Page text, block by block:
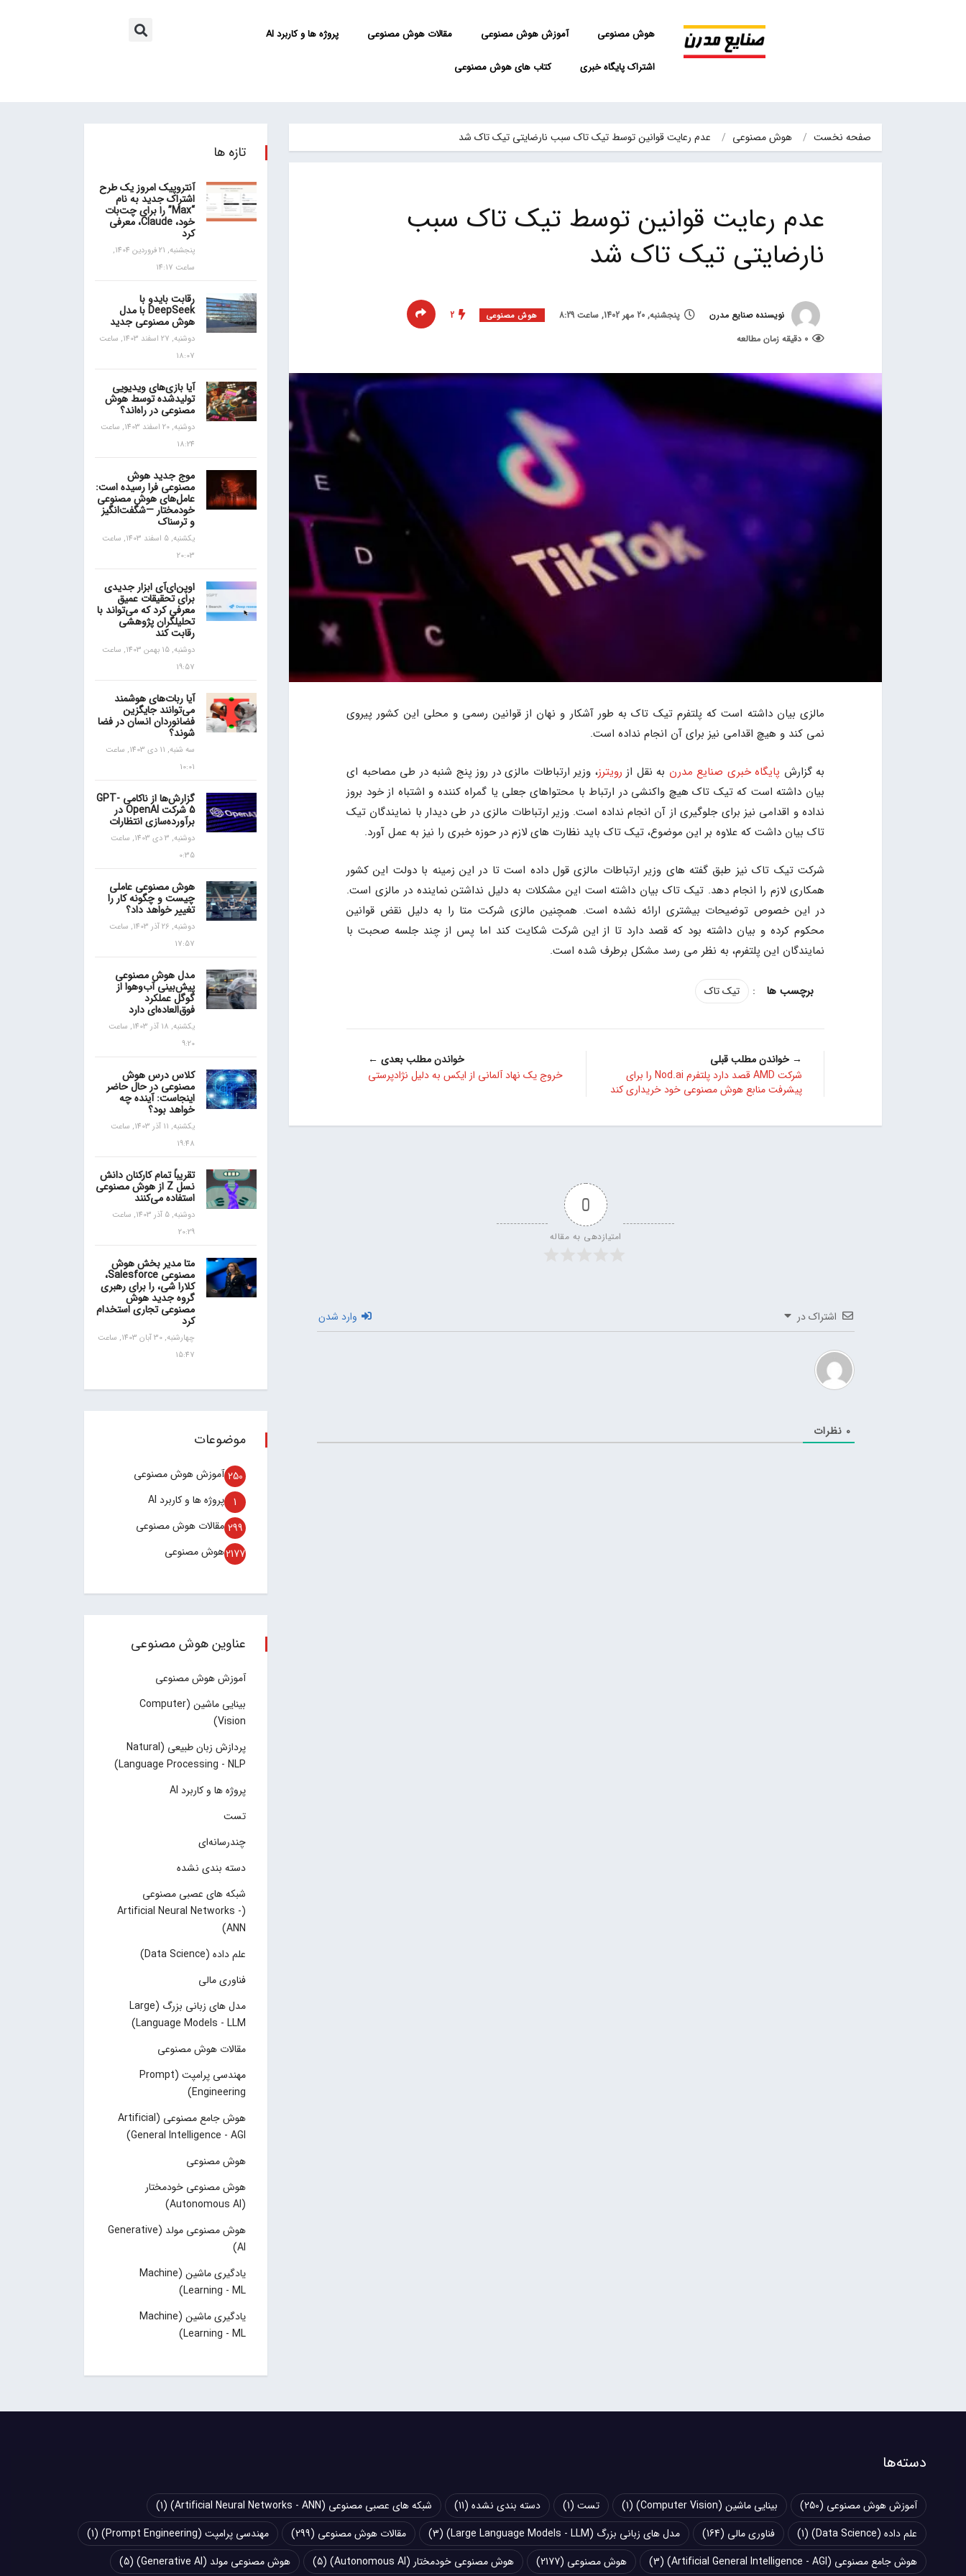
هوش مصنوعی آموزش هوش مصنوعی مقالات هوش مصنوعی پروژه ها و کاربرد AI
اشتراک پایگاه خبری کتاب های هوش مصنوعی
صفحه نخست هوش مصنوعی عدم رعایت قوانین توسط تیک تاک سبب نارضایتی تیک تاک شد
عدم رعایت قوانین توسط تیک تاک سبب
نارضایتی تیک تاک شد
نویسنده صنایع مدرن پنجشنبه, 20 مهر 1402, ساعت 8:29 هوش مصنوعی
2
0 دقیقه زمان مطالعه
مالزی بیان داشته است که پلتفرم تیک تاک به طور آشکار و نهان از قوانین رسمی و محلی این کشور پیروی
نمی کند و هیچ اقدامی نیز برای آن انجام نداده است.
به گزارش پایگاه خبری صنایع مدرن به نقل از رویترز، وزیر ارتباطات مالزی در روز پنج شنبه در طی مصاحبه ای
بیان داشته است که تیک تاک هیچ واکنشی در ارتباط با محتواهای جعلی یا گمراه کننده و اشتباه از خود بروز
نداده و اقدامی نیز برای جلوگیری از آن انجام نداده است. وزیر ارتباطات مالزی در طی دیدار با نمایندگان تیک
تاک بیان داشت که علاوه بر این موضوع، تیک تاک باید نظارت های لازم در حوزه خبری را نیز به عمل آورد.
شرکت تیک تاک نیز طبق گفته های وزیر ارتباطات مالزی قول داده است تا در این زمینه با دولت این کشور
همکاری لازم را انجام دهد. تیک تاک بیان داشته است این مشکلات به دلیل نداشتن نماینده در مالزی است.
در این خصوص توضیحات بیشتری ارائه نشده است. همچنین مالزی شرکت متا را به دلیل نقض قوانین
محکوم کرده و بیان داشته بود که قصد دارد تا از این شرکت شکایت کند اما پس از چند جلسه صحبت با
نمایندگان این پلتفرم، به نظر می رسد مشکل برطرف شده است.
: تیک تاک
→ خواندن مطلب قبلی
شرکت AMD قصد دارد پلتفرم Nod.ai را برای
پیشرفت منابع هوش مصنوعی خود خریداری کند
خواندن مطلب بعدی ←
خروج یک نهاد آلمانی از ایکس به دلیل نژادپرستی
0
امتیازدهی به مقاله
اشتراک در وارد شدن
0 نظرات
تازه ها
آنتروپیک امروز یک طرح
اشتراک جدید به نام
“Max” را برای چت‌بات
خود، Claude، معرفی
کرد
پنجشنبه, 21 فروردین 1404,
ساعت 14:17
رقابت بایدو با
DeepSeek با مدل
هوش مصنوعی جدید
دوشنبه, 27 اسفند 1403, ساعت
18:07
آیا بازی‌های ویدیویی
تولیدشده توسط هوش
مصنوعی در راه‌اند؟
دوشنبه, 20 اسفند 1403, ساعت
18:24
موج جدید هوش
مصنوعی فرا رسیده است:
عامل‌های هوش مصنوعی
خودمختار —شگفت‌انگیز
و ترسناک
یکشنبه, 5 اسفند 1403, ساعت
20:03
اوپن‌ای‌آی ابزار جدیدی
برای تحقیقات عمیق
معرفی کرد که می‌تواند با
تحلیلگران پژوهشی
رقابت کند
دوشنبه, 15 بهمن 1403, ساعت
19:57
آیا ربات‌های هوشمند
می‌توانند جایگزین
فضانوردان انسان در فضا
شوند؟
سه شنبه, 11 دی 1403, ساعت
10:01
گزارش‌ها از ناکامی GPT-
5 شرکت OpenAI در
برآورده‌سازی انتظارات
دوشنبه, 3 دی 1403, ساعت
0:35
هوش مصنوعی عاملی
چیست و چگونه کار را
تغییر خواهد داد؟
دوشنبه, 26 آذر 1403, ساعت
17:57
مدل هوش مصنوعی
پیش‌بینی آب‌و‌هوا از
گوگل عملکرد
فوق‌العاده‌ای دارد
یکشنبه, 18 آذر 1403, ساعت
9:20
کلاس درس هوش
مصنوعی در حال حاضر
اینجاست: آینده چه
خواهد بود؟
یکشنبه, 11 آذر 1403, ساعت
19:48
تقریباً تمام کارکنان دانش
نسل Z از هوش مصنوعی
استفاده می‌کنند
دوشنبه, 5 آذر 1403, ساعت
20:29
متا مدیر بخش هوش
مصنوعی Salesforce،
کلارا شی، را برای رهبری
گروه جدید هوش
مصنوعی تجاری استخدام
کرد
چهارشنبه, 30 آبان 1403, ساعت
15:47
موضوعات
آموزش هوش مصنوعی 250
پروژه ها و کاربرد AI 1
مقالات هوش مصنوعی 299
هوش مصنوعی2177
عناوین هوش مصنوعی
آموزش هوش مصنوعی
بینایی ماشین (Computer
Vision)
پردازش زبان طبیعی (Natural
Language Processing - NLP)
پروژه ها و کاربرد AI
تست
چند‌‌رسانه‌ای
دسته بندی نشده
شبکه های عصبی مصنوعی
(Artificial Neural Networks -
ANN)
علم داده (Data Science)
فناوری مالی
مدل های زبانی بزرگ (Large
Language Models - LLM)
مقالات هوش مصنوعی
مهندسی پرامپت (Prompt
Engineering)
هوش جامع مصنوعی (Artificial
General Intelligence - AGI)
هوش مصنوعی
هوش مصنوعی خودمختار
(Autonomous AI)
هوش مصنوعی مولد (Generative
AI)
یادگیری ماشین (Machine
Learning - ML)
یادگیری ماشین (Machine
Learning - ML)
دسته‌ها
آموزش هوش مصنوعی (250) بینایی ماشین (Computer Vision) (1) تست (1) دسته بندی نشده (11) شبکه های عصبی مصنوعی (Artificial Neural Networks - ANN)
(1)
علم داده (Data Science)
(1) فناوری مالی (164) مدل های زبانی بزرگ (Large Language Models - LLM) (3) مقالات هوش مصنوعی (299) مهندسی پرامپت (Prompt Engineering)
(1)
هوش جامع مصنوعی (Artificial General Intelligence - AGI)
(3) هوش مصنوعی (2177) هوش مصنوعی خودمختار (Autonomous AI) (5) هوش مصنوعی مولد (Generative AI) (5)